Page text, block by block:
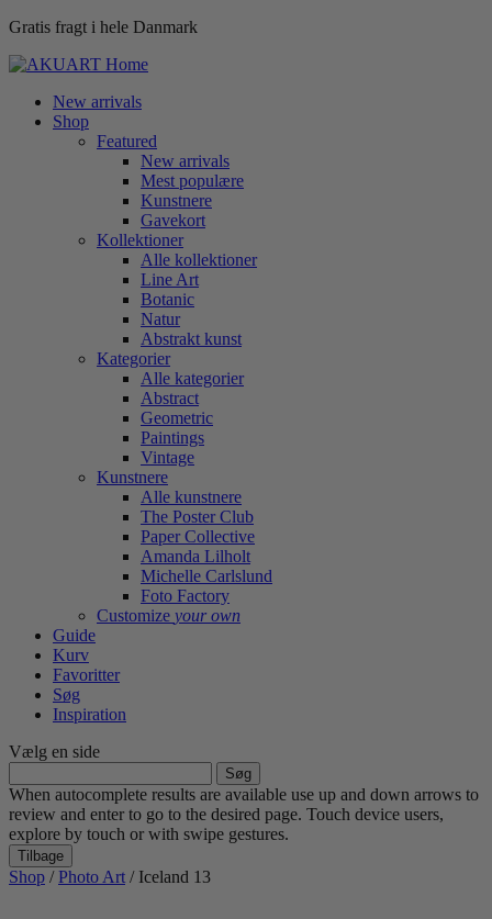
Gratis fragt i hele Danmark
New arrivals
Shop
Featured
New arrivals
Mest populære
Kunstnere
Gavekort
Kollektioner
Alle kollektioner
Line Art
Botanic
Natur
Abstrakt kunst
Kategorier
Alle kategorier
Abstract
Geometric
Paintings
Vintage
Kunstnere
Alle kunstnere
The Poster Club
Paper Collective
Amanda Lilholt
Michelle Carlslund
Foto Factory
Customize your own
Guide
Kurv
Favoritter
Søg
Inspiration
Vælg en side
efter:
When autocomplete results are available use up and down arrows to
review and enter to go to the desired page. Touch device users,
explore by touch or with swipe gestures.
Tilbage
Shop /Photo Art / Iceland 13